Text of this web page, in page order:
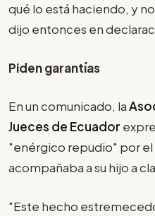
qué lo está haciendo, y
dijo entonces en
Piden garantías
En un comunicado, la
Jueces de Ecuador
"enérgico repudio" por el
acompañaba a su hijo a
"Este hecho